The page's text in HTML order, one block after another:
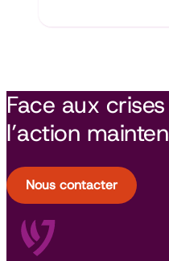
Face aux
l’action
Nous contacter